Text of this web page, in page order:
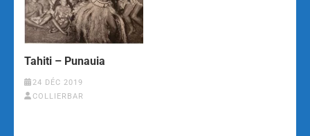
Tahiti – Punauia
24 DÉC 2019
COLLIERBAR